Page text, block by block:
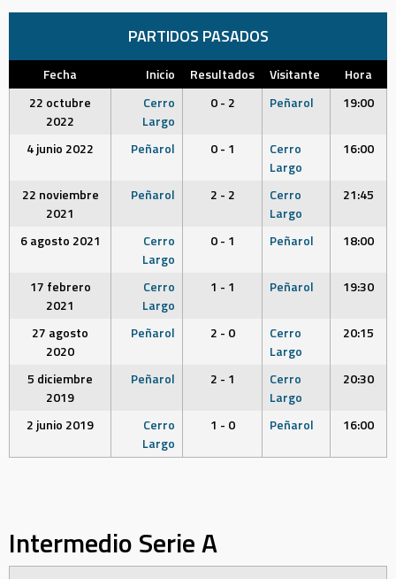
PARTIDOS PASADOS
Fecha Inicio Resultados Visitante
Hora
22 octubre
2022
Cerro
Largo
0 - 2 Peñarol 19:00
4 junio 2022 Peñarol 0 - 1
Cerro
Largo
16:00
22 noviembre
2021
Peñarol 2 - 2
Cerro
Largo
21:45
6 agosto 2021
Cerro
Largo
0 - 1 Peñarol 18:00
17 febrero
2021
Cerro
Largo
1 - 1 Peñarol 19:30
27 agosto
2020
Peñarol 2 - 0
Cerro
Largo
20:15
5 diciembre
2019
Peñarol 2 - 1
Cerro
Largo
20:30
2 junio 2019
Cerro
Largo
1 - 0 Peñarol 16:00
Intermedio Serie A